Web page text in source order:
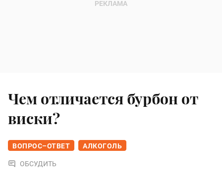
Чем отличается бурбон от
виски?
ВОПРОС–ОТВЕТ АЛКОГОЛЬ
ОБСУДИТЬ